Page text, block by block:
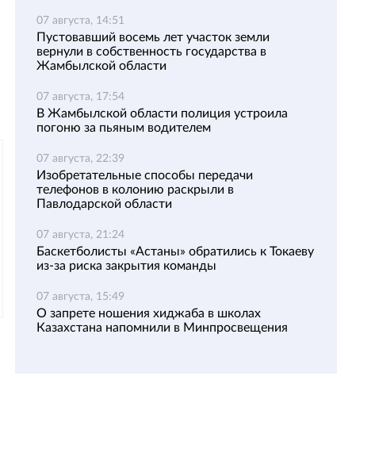
07 августа, 14:51
Пустовавший восемь лет участок земли
вернули в собственность государства в
Жамбылской области
07 августа, 17:54
В Жамбылской области полиция устроила
погоню за пьяным водителем
07 августа, 22:39
Изобретательные способы передачи
телефонов в колонию раскрыли в
Павлодарской области
07 августа, 21:24
Баскетболисты «Астаны» обратились к Токаеву
из-за риска закрытия команды
07 августа, 15:49
О запрете ношения хиджаба в школах
Казахстана напомнили в Минпросвещения